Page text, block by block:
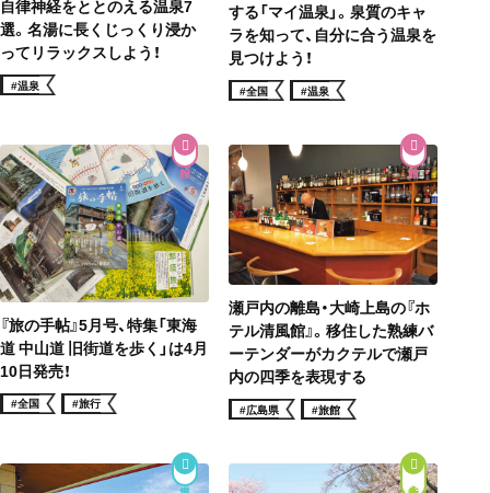
自律神経をととのえる温泉7
選。名湯に長くじっくり浸か
ってリラックスしよう！
#温泉
する「マイ温泉」。泉質のキャ
ラを知って、自分に合う温泉を
見つけよう！
#全国 #温泉
『旅の手帖』5月号、特集「東海
道 中山道 旧街道を歩く」は4月
10日発売！
#全国 #旅行
瀬戸内の離島・大崎上島の『ホ
テル清風館』。移住した熟練バ
ーテンダーがカクテルで瀬戸
内の四季を表現する
#広島県 #旅館
街歩き